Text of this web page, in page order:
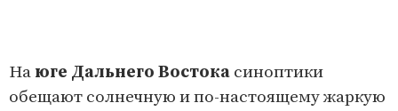
На юге Дальнего Востока синоптики
обещают солнечную и по-настоящему жаркую